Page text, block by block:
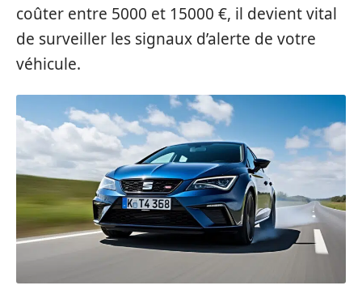
coûter entre 5000 et 15000 €, il devient vital
de surveiller les signaux d’alerte de votre
véhicule.